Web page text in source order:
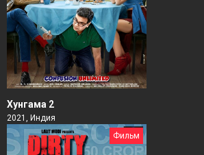
Хунгама 2
2021, Индия
Фильм